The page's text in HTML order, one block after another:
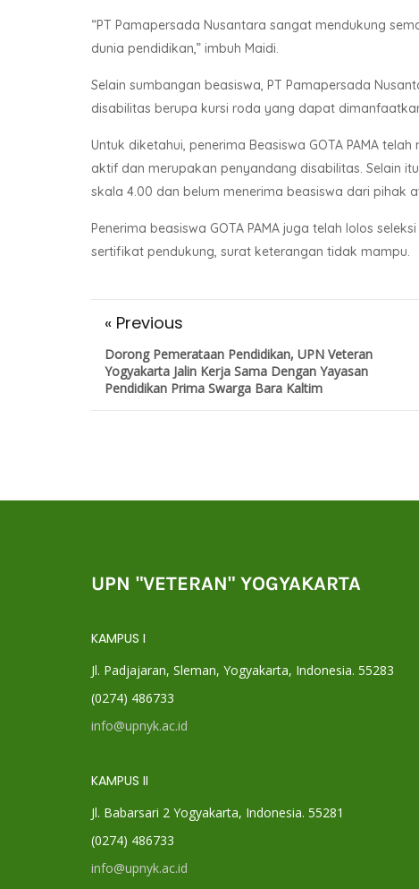
“PT Pamapersada Nusantara sangat mendukung
dunia pendidikan,” imbuh Maidi.
Selain sumbangan beasiswa, PT Pamapersada
disabilitas berupa kursi roda yang dapat
Untuk diketahui, penerima Beasiswa GOTA PAMA
aktif dan merupakan penyandang disabilitas. Selain
skala 4.00 dan belum menerima beasiswa dari pihak
Penerima beasiswa GOTA PAMA juga telah lolos
sertifikat pendukung, surat keterangan tidak mampu.
« Previous
Dorong Pemerataan Pendidikan, UPN Veteran
Yogyakarta Jalin Kerja Sama Dengan Yayasan
Pendidikan Prima Swarga Bara Kaltim
UPN "VETERAN" YOGYAKARTA
KAMPUS I
Jl. Padjajaran, Sleman, Yogyakarta, Indonesia. 55283
(0274) 486733
info@upnyk.ac.id
KAMPUS II
Jl. Babarsari 2 Yogyakarta, Indonesia. 55281
(0274) 486733
info@upnyk.ac.id